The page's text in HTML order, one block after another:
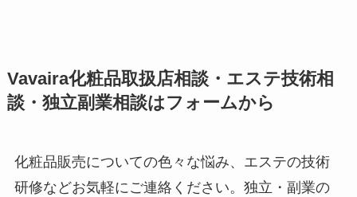
Vavaira化粧品取扱店相談・エステ技術相
談・独立副業相談はフォームから
化粧品販売についての色々な悩み、エステの技術
研修などお気軽にご連絡ください。独立・副業の